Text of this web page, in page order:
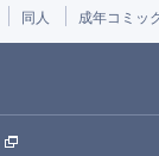
同人 成年コミッ